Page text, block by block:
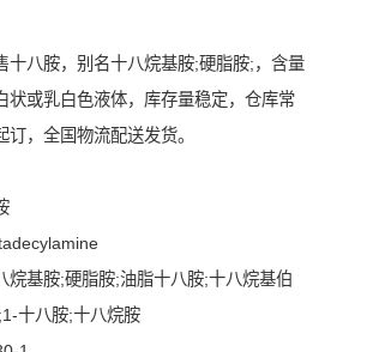
十八胺，别名十八烷基胺;硬脂胺;， 含量
状或乳白色液体，库存量稳定，仓库常
订，全国物流配送发货。
烷基胺;硬脂胺;油脂十八胺;十八烷基伯
十八胺;十八烷胺